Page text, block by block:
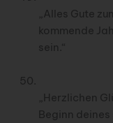
„Alles Gute
kommende
sein.“
„Herzlichen
Beginn